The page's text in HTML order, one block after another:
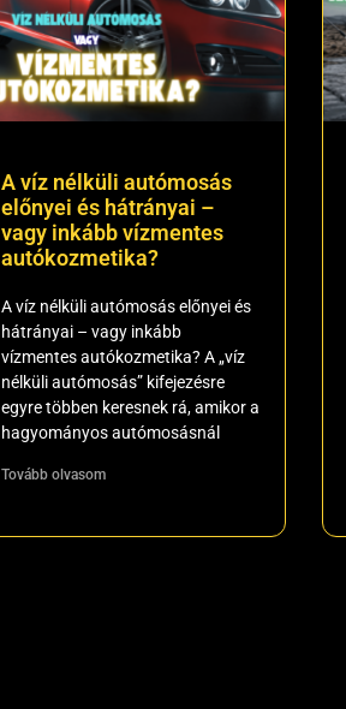
A víz nélküli autómosás
előnyei és hátrányai –
vagy inkább vízmentes
autókozmetika?
A víz nélküli autómosás előnyei és
hátrányai – vagy inkább
vízmentes autókozmetika? A „víz
nélküli autómosás” kifejezésre
egyre többen keresnek rá, amikor a
hagyományos autómosásnál
Tovább olvasom